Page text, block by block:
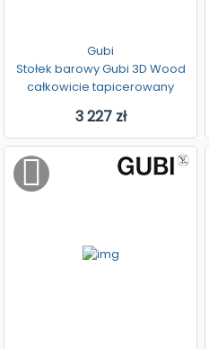
Gubi
Stołek barowy Gubi 3D Wood
całkowicie tapicerowany
3 227 zł